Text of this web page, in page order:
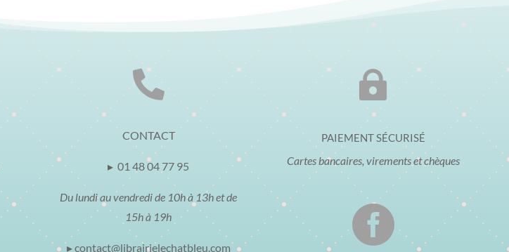

CONTACT
▸ 01 48 04 77 95
Du lundi au vendredi de 10h à 13h et de
15h à 19h
▸ contact@librairielechatbleu.com

PAIEMENT SÉCURISÉ
Cartes bancaires, virements et chèques
